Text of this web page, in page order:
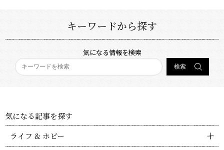
キーワードから探す
気になる情報を検索
気になる記事を探す
ライフ & ホビー